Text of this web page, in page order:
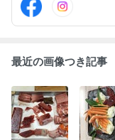
最近の画像つき記事